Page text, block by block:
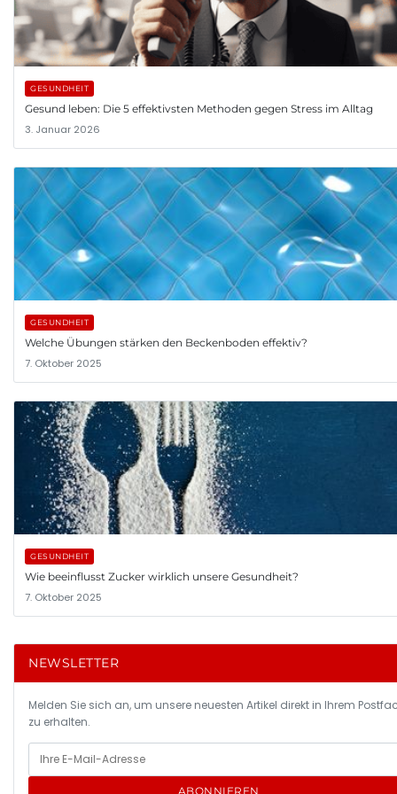
GESUNDHEIT
Gesund leben: Die 5 effektivsten Methoden gegen Stress im Alltag
3. Januar 2026
GESUNDHEIT
Welche Übungen stärken den Beckenboden effektiv?
7. Oktober 2025
GESUNDHEIT
Wie beeinflusst Zucker wirklich unsere Gesundheit?
7. Oktober 2025
NEWSLETTER
Melden Sie sich an, um unsere neuesten Artikel direkt in Ihrem
zu erhalten.
ABONNIEREN